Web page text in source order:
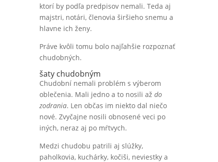
ktorí by podľa predpisov nemali. Teda aj
majstri, notári, členovia širšieho snemu a
hlavne ich ženy.
Práve kvôli tomu bolo najľahšie rozpoznať
chudobných.
šaty chudobným
Chudobní nemali problém s výberom
oblečenia. Mali jedno a to nosili až do
zodrania. Len občas im niekto dal niečo
nové. Zvyčajne nosili obnosené veci po
iných, neraz aj po mŕtvych.
Medzi chudobu patrili aj slúžky,
paholkovia, kuchárky, kočiši, neviestky a